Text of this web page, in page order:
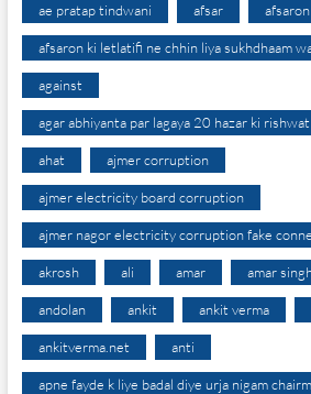
ae pratap tindwani afsar afsaron
afsaron ki letlatifi ne chhin liya sukhdhaam
against
agar abhiyanta par lagaya 20 hazar ki
ahat ajmer corruption
ajmer electricity board corruption
ajmer nagor electricity corruption fake
akrosh ali amar amar
andolan ankit ankit verma
ankitverma.net anti
apne fayde k liye badal diye urja nigam